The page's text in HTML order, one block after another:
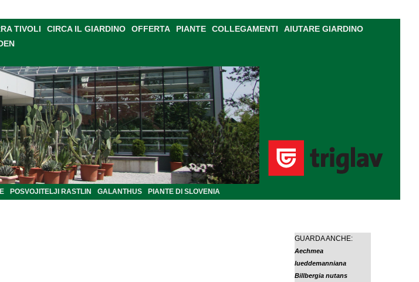
TIVOLI CIRCA IL GIARDINO OFFERTA PIANTE COLLEGAMENTI
AIUTARE GIARDINO
POSVOJITELJI RASTLIN GALANTHUS PIANTE DI SLOVENIA
GUARDA ANCHE:
Aechmea
lueddemanniana
Billbergia nutans